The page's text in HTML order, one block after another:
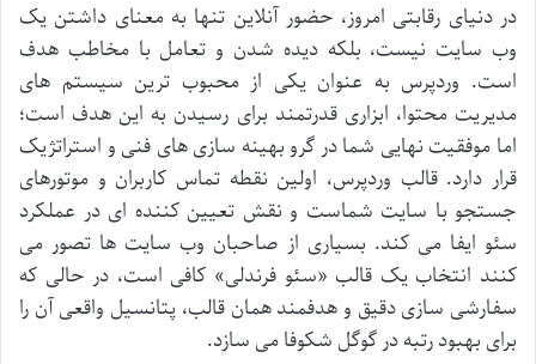
در دنیای رقابتی امروز، حضور آنلاین تنها به معنای داشتن یک
وب سایت نیست، بلکه دیده شدن و تعامل با مخاطب هدف
است. وردپرس به عنوان یکی از محبوب ترین سیستم های
مدیریت محتوا، ابزاری قدرتمند برای رسیدن به این هدف است؛
اما موفقیت نهایی شما در گرو بهینه سازی های فنی و استراتژیک
قرار دارد. قالب وردپرس، اولین نقطه تماس کاربران و موتورهای
جستجو با سایت شماست و نقش تعیین کننده ای در عملکرد
سئو ایفا می کند. بسیاری از صاحبان وب سایت ها تصور می
کنند انتخاب یک قالب «سئو فرندلی» کافی است، در حالی که
سفارشی سازی دقیق و هدفمند همان قالب، پتانسیل واقعی آن را
برای بهبود رتبه در گوگل شکوفا می سازد.